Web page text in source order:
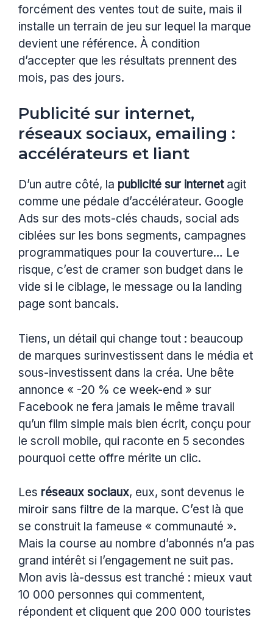
forcément des ventes tout de suite, mais il
installe un terrain de jeu sur lequel la marque
devient une référence. À condition
d’accepter que les résultats prennent des
mois, pas des jours.
Publicité sur internet,
réseaux sociaux, emailing :
accélérateurs et liant
D’un autre côté, la publicité sur internetagit
comme une pédale d’accélérateur. Google
Ads sur des mots-clés chauds, social ads
ciblées sur les bons segments, campagnes
programmatiques pour la couverture… Le
risque, c’est de cramer son budget dans le
vide si le ciblage, le message ou la landing
page sont bancals.
Tiens, un détail qui change tout : beaucoup
de marques surinvestissent dans le média et
sous-investissent dans la créa. Une bête
annonce « -20 % ce week-end » sur
Facebook ne fera jamais le même travail
qu’un film simple mais bien écrit, conçu pour
le scroll mobile, qui raconte en 5 secondes
pourquoi cette offre mérite un clic.
Les réseaux sociaux, eux, sont devenus le
miroir sans filtre de la marque. C’est là que
se construit la fameuse « communauté ».
Mais la course au nombre d’abonnés n’a pas
grand intérêt si l’engagement ne suit pas.
Mon avis là-dessus est tranché : mieux vaut
10 000 personnes qui commentent,
répondent et cliquent que 200 000 touristes